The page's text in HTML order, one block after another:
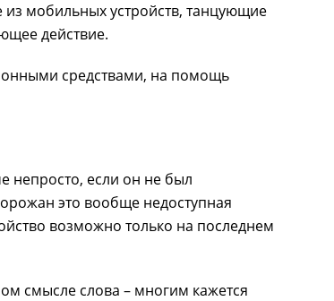
мобильных устройств, танцующие
действие.
средствами, на помощь
непросто, если он не был
это вообще недоступная
возможно только на последнем
смысле слова – многим кажется